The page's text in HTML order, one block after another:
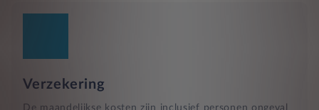
Verzekering
De maandelijkse kosten zijn inclusief personen ongeval